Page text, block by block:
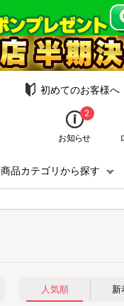
初めてのお客様へ
2
お知らせ
商品カテゴリから探す
人気順 新